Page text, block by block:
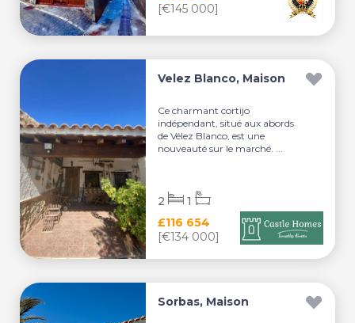
[€145 000]
Velez Blanco, Maison
Ce charmant cortijo
indépendant, situé aux abords
de Vélez Blanco, est une
nouveauté sur le marché. ...
£116 654
[€134 000]
2 1
Sorbas, Maison